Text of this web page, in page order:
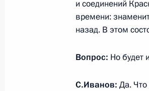
29 апреля 2015
в
и соединений
времени:
назад. В этом
Вопрос: Но будет
С.Иванов: Да. Что